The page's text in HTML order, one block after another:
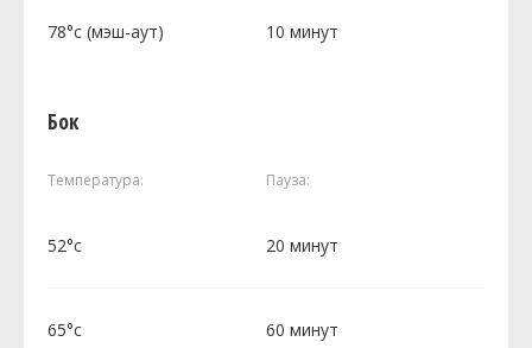
78°c (мэш-аут) 10 минут
Бок
Температура: Пауза:
52°c 20 минут
65°c 60 минут